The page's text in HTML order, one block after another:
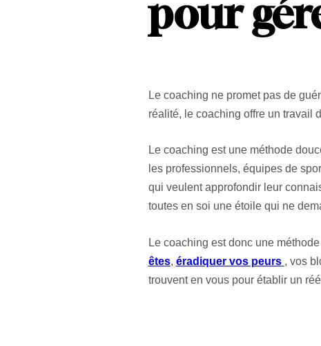
pour
Le coaching ne promet pas de
réalité, le coaching offre un travail
Le coaching est une méthode
les professionnels, équipes de
qui veulent approfondir leur
toutes en soi une étoile qui ne
Le coaching est donc une
êtes, éradiquer vos peurs , vos
trouvent en vous pour établir un